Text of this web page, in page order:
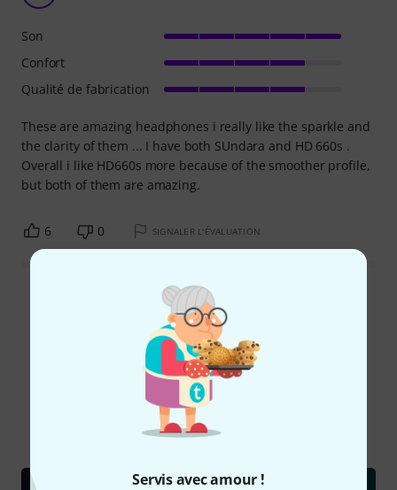
Servis avec amour !
These are amazing headphones i really like the sparkle and
the clarity of them ... I have both SUndara and HD 660s .
Overall i like HD660s more because of the smoother profile,
but both of them are amazing.
Son
Confort
Qualité de fabrication
6 0 SIGNALER L'ÉVALUATION
Lire toutes les évaluations
Le saviez-vous?
Vidéos